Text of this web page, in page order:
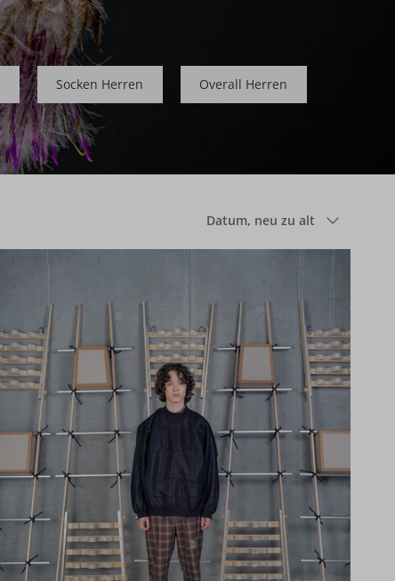
Socken Herren Overall Herren
Datum, neu zu alt